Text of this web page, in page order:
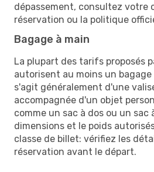
dépassement, consultez votre
réservation ou la politique
Bagage à main
La plupart des tarifs proposés
autorisent au moins un bagage
s'agit généralement d'une
accompagnée d'un objet
comme un sac à dos ou un sac
dimensions et le poids
classe de billet: vérifiez les
réservation avant le départ.